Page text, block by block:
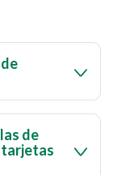
tarjetas de
al menú de
Tarjetas de
que
de